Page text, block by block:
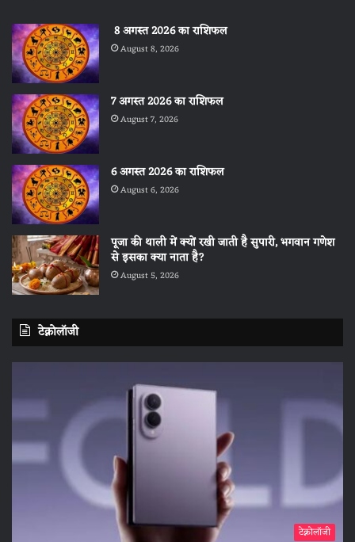
8 अगस्त 2026 का राशिफल
August 8, 2026
7 अगस्त 2026 का राशिफल
August 7, 2026
6 अगस्त 2026 का राशिफल
August 6, 2026
पूजा की थाली में क्यों रखी जाती है सुपारी, भगवान गणेश
से इसका क्या नाता है?
August 5, 2026
टेक्नोलॉजी
टेक्नोलॉजी